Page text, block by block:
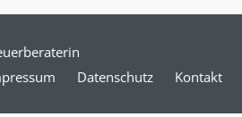
Datenschutz Kontakt